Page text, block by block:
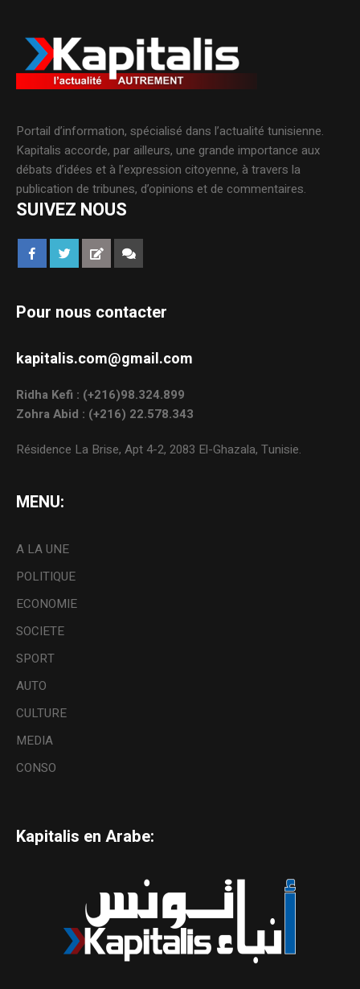
Portail d’information, spécialisé dans l’actualité tunisienne.
Kapitalis accorde, par ailleurs, une grande importance aux
débats d’idées et à l’expression citoyenne, à travers la
publication de tribunes, d’opinions et de commentaires.
SUIVEZ NOUS
Pour nous contacter
kapitalis.com@gmail.com
Ridha Kefi : (+216)98.324.899
Zohra Abid : (+216) 22.578.343
Résidence La Brise, Apt 4-2, 2083 El-Ghazala, Tunisie.
MENU:
A LA UNE
POLITIQUE
ECONOMIE
SOCIETE
SPORT
AUTO
CULTURE
MEDIA
CONSO
Kapitalis en Arabe: